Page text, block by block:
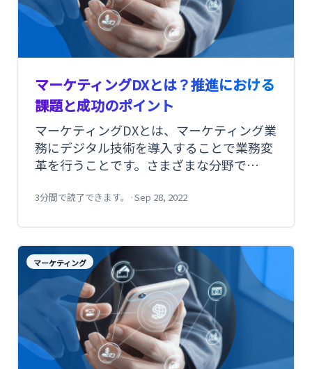
マーケティングDXとは？推進における
課題と成功のポイント
マーケティングDXとは、マーケティング業
務にデジタル技術を導入することで業務変
革を行うことです。さまざまな分野で
が推進される中、マーケティングにおいて
こで今回は、マーケティングDXの概要やメ
リット、推進においてぶつかる課題、成功
のポイント、事例を解説します。
3分間で読了できます。 ·Sep 28, 2022
マーケティング